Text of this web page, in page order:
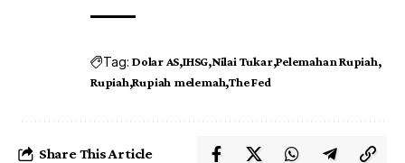
Tag: Dolar AS IHSG Nilai Tukar Pelemahan Rupiah
Rupiah Rupiah melemah The Fed
Share This Article